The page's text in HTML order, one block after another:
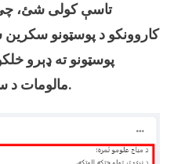
تاسې کولی شئ، چې
کاروونکو د پوسټونو
پوسټونو ته ډېرو
مالومات د سمو مالوماتو په توګه منلي دي.